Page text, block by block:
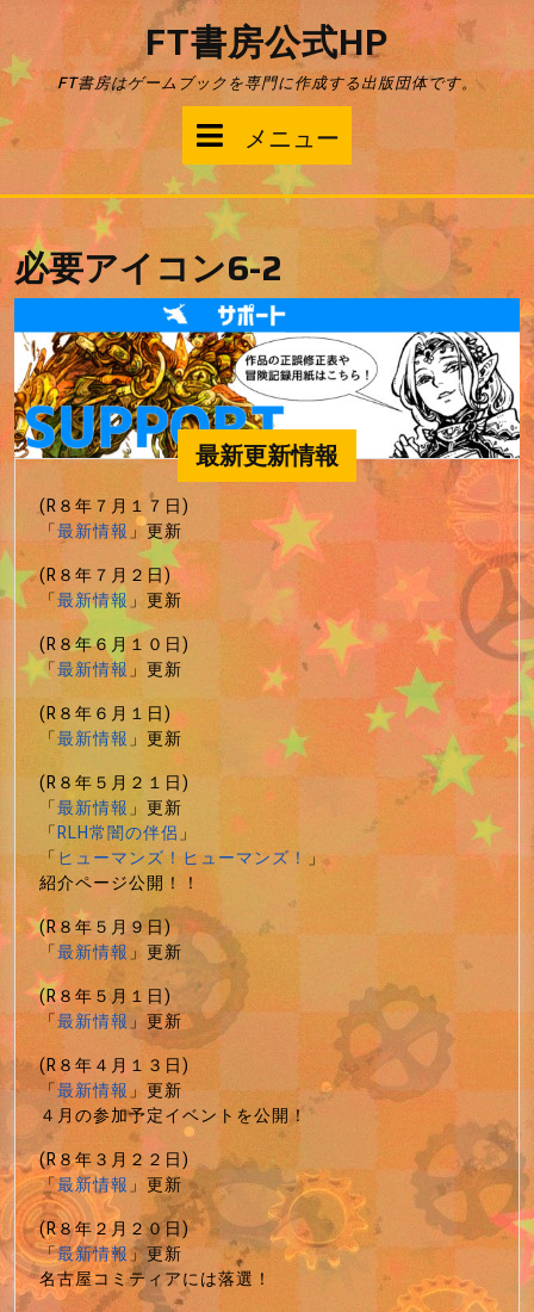
テ
ン
ツ
へ
FT書房公式HP
FT書房はゲームブックを専門に作成する出版団体です。
メニュー
ニ
ュ
ー
必要アイコン6-2
最新更新情報
(R８年７月１７日)
「最新情報」更新
(R８年７月２日)
「最新情報」更新
(R８年６月１０日)
「最新情報」更新
(R８年６月１日)
「最新情報」更新
(R８年５月２１日)
「最新情報」更新
「RLH常闇の伴侶」
「ヒューマンズ！ヒューマンズ！ 」
紹介ページ公開！！
(R８年５月９日)
「最新情報」更新
(R８年５月１日)
「最新情報」更新
(R８年４月１３日)
「最新情報」更新
４月の参加予定イベントを公開！
(R８年３月２２日)
「最新情報」更新
(R８年２月２０日)
「最新情報」更新
名古屋コミティアには落選！